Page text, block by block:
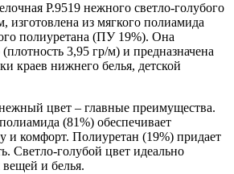
Р.9519 нежного светло-голубого
изготовлена из мягкого полиамида
полиуретана (ПУ 19%). Она
(плотность 3,95 гр/м) и предназначена
краев нижнего белья, детской
цвет – главные преимущества.
(81%) обеспечивает
и комфорт. Полиуретан (19%) придает
Светло-голубой цвет идеально
вещей и белья.